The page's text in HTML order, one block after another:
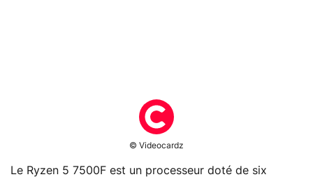
© Videocardz
Le Ryzen 5 7500F est un processeur doté de six